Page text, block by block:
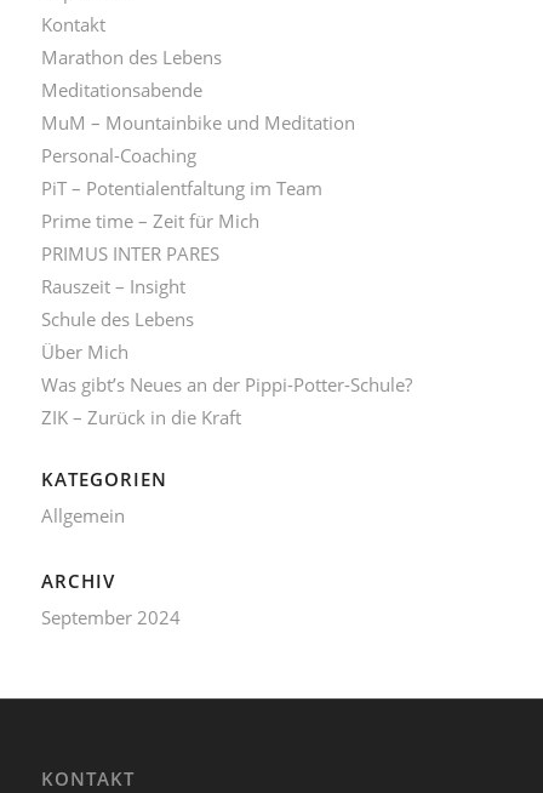
Kontakt
Marathon des Lebens
Meditationsabende
MuM – Mountainbike und Meditation
Personal-Coaching
PiT – Potentialentfaltung im Team
Prime time – Zeit für Mich
PRIMUS INTER PARES
Rauszeit – Insight
Schule des Lebens
Über Mich
Was gibt’s Neues an der Pippi-Potter-Schule?
ZIK – Zurück in die Kraft
KATEGORIEN
Allgemein
ARCHIV
September 2024
KONTAKT